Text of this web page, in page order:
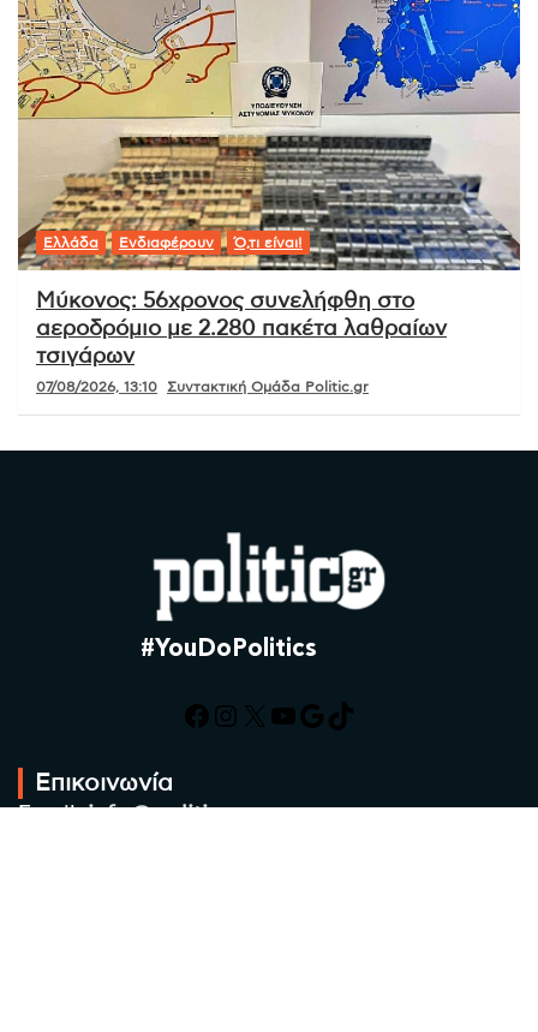
Ελλάδα Ενδιαφέρουν Ό,τι είναι!
Μύκονος: 56χρονος συνελήφθη στο
αεροδρόμιο με 2.280 πακέτα λαθραίων
τσιγάρων
07/08/2026, 13:10 Συντακτική Ομάδα Politic.gr
#YouDoPolitics
Facebook
Instagram
X YouTube
Google
TikTok
Επικοινωνία
Email: